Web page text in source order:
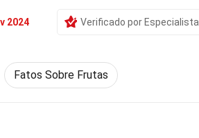
2024 Verificado por Especialista
Fatos Sobre Frutas